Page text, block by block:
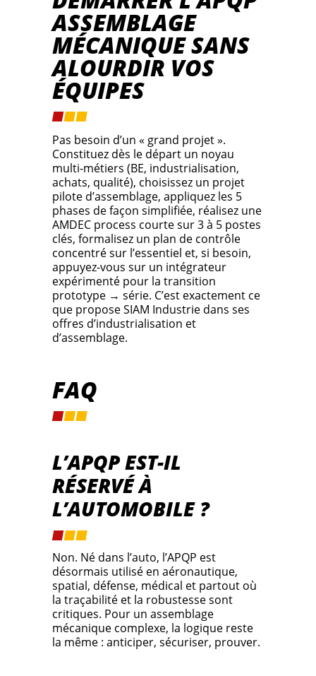
ASSEMBLAGE
MÉCANIQUE SANS
ALOURDIR VOS
ÉQUIPES
Pas besoin d’un « grand projet ».
Constituez dès le départ un noyau
multi-métiers (BE, industrialisation,
achats, qualité), choisissez un projet
pilote d’assemblage, appliquez les 5
phases de façon simplifiée, réalisez une
AMDEC process courte sur 3 à 5 postes
clés, formalisez un plan de contrôle
concentré sur l’essentiel et, si besoin,
appuyez-vous sur un intégrateur
expérimenté pour la transition
prototype → série. C’est exactement ce
que propose SIAM Industrie dans ses
offres d’industrialisation et
d’assemblage.
FAQ
L’APQP EST-IL
RÉSERVÉ À
L’AUTOMOBILE ?
Non. Né dans l’auto, l’APQP est
désormais utilisé en aéronautique,
spatial, défense, médical et partout où
la traçabilité et la robustesse sont
critiques. Pour un assemblage
mécanique complexe, la logique reste
la même : anticiper, sécuriser, prouver.